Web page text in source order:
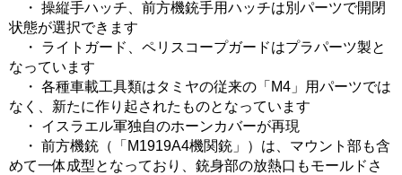
・ 操縦手ハッチ、前方機銃手用ハッチは別パーツで開閉
状態が選択できます
・ ライトガード、ペリスコープガードはプラパーツ製と
なっています
・ 各種車載工具類はタミヤの従来の「M4」用パーツでは
なく、新たに作り起されたものとなっています
・ イスラエル軍独自のホーンカバーが再現
・ 前方機銃（「M1919A4機関銃」）は、マウント部も含
めて一体成型となっており、銃身部の放熱口もモールドさ